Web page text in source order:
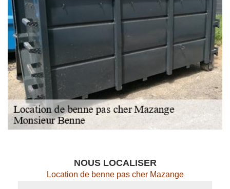
NOUS LOCALISER
Location de benne pas cher Mazange